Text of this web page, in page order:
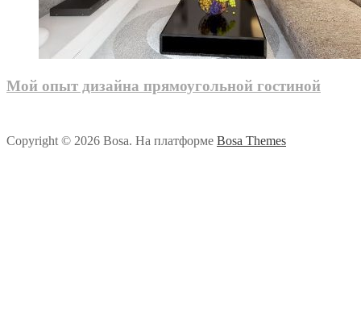
Мой опыт дизайна прямоугольной гостиной
Copyright © 2026 Bosa. На платформе Bosa Themes